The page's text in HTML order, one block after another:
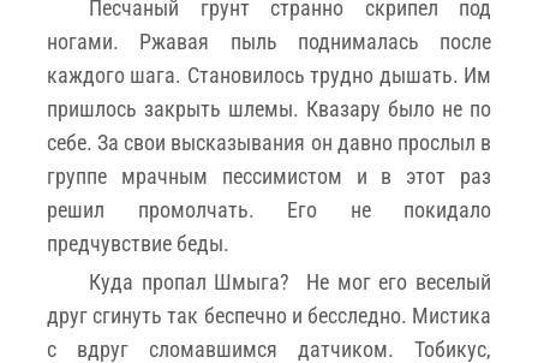
Песчаный грунт странно скрипел под
ногами. Ржавая пыль поднималась после
каждого шага. Становилось трудно дышать. Им
пришлось закрыть шлемы. Квазару было не по
себе. За свои высказывания он давно прослыл в
группе мрачным пессимистом и в этот раз
решил промолчать. Его не покидало
предчувствие беды.
Куда пропал Шмыга? Не мог его веселый
друг сгинуть так беспечно и бесследно. Мистика
с вдруг сломавшимся датчиком. Тобикус,